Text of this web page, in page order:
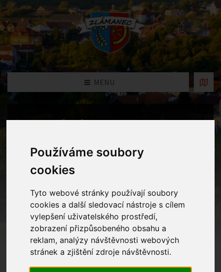
Používáme soubory
cookies
Tyto webové stránky používají soubory
cookies a další sledovací nástroje s cílem
vylepšení uživatelského prostředí,
zobrazení přizpůsobeného obsahu a
reklam, analýzy návštěvnosti webových
stránek a zjištění zdroje návštěvnosti.
MENU
Fotogalerie
Home Fotogalerie
Ježíšek přišel také k nám do školky a
přinesl dětem moc krásné dárečky